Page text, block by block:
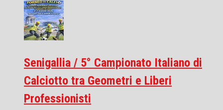
Senigallia / 5° Campionato Italiano di
Calciotto tra Geometri e Liberi
Professionisti